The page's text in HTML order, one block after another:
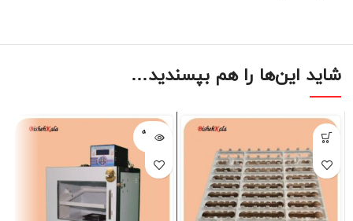
شاید این‌ها را هم بپسندید…
فروخته
شده